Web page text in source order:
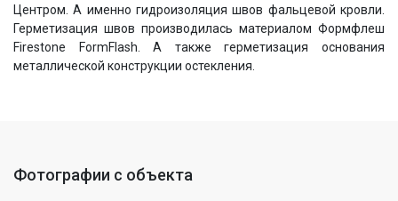
Центром. А именно гидроизоляция швов фальцевой кровли.
Герметизация швов производилась материалом Формфлеш
Firestone FormFlash. А также герметизация основания
металлической конструкции остекления.
Фотографии с объекта